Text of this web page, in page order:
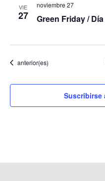
VIE
27 Green Friday /
noviembre 27
Eventos
anterior(es)
Suscribirse